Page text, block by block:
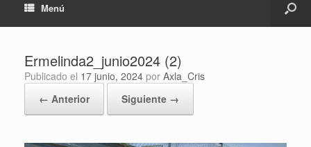
Menú
Ermelinda2_junio2024 (2)
Publicado el 17 junio, 2024 por Axla_Cris
← Anterior
Siguiente →